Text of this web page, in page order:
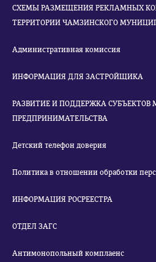
СХЕМЫ РАЗМЕЩЕНИЯ РЕКЛАМНЫХ
ТЕРРИТОРИИ ЧАМЗИНСКОГО
Административная комиссия
ИНФОРМАЦИЯ ДЛЯ ЗАСТРОЙЩИКА
РАЗВИТИЕ И ПОДДЕРЖКА СУБЪЕКТОВ
ПРЕДПРИНИМАТЕЛЬСТВА
Детский телефон доверия
Политика в отношении обработки
ИНФОРМАЦИЯ РОСРЕЕСТРА
ОТДЕЛ ЗАГС
Антимонопольный комплаенс